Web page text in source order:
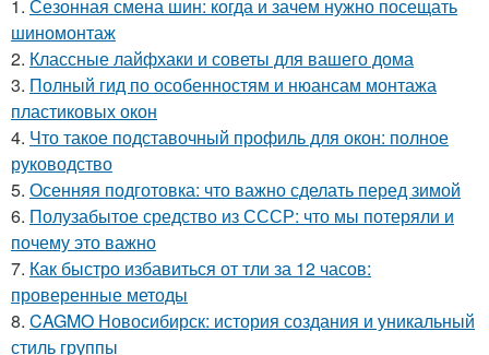
1. Сезонная смена шин: когда и зачем нужно посещать
шиномонтаж
2. Классные лайфхаки и советы для вашего дома
3. Полный гид по особенностям и нюансам монтажа
пластиковых окон
4. Что такое подставочный профиль для окон: полное
руководство
5. Осенняя подготовка: что важно сделать перед зимой
6. Полузабытое средство из СССР: что мы потеряли и
почему это важно
7. Как быстро избавиться от тли за 12 часов:
проверенные методы
8. CAGMO Новосибирск: история создания и уникальный
стиль группы